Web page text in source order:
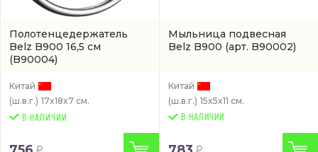
Полотенцедержатель
Belz B900 16,5 см
(B90004)
Китай
(ш.в.г.) 17x18x7 см.
Мыльница подвесная
Belz B900 (арт. B90002)
Китай
(ш.в.г.) 15x5x11 см.
В НАЛИЧИИ